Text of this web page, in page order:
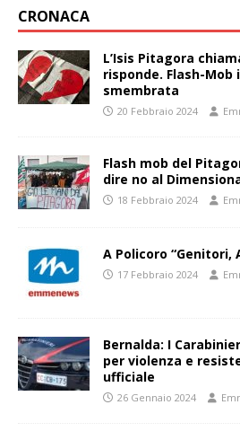
CRONACA
L’Isis Pitagora
risponde. Flash-
smembrata
20 Febbraio 2024
Flash mob del
dire no al
18 Febbraio 2024
A Policoro “Genitori,
17 Febbraio 2024
Bernalda: I
per violenza e
ufficiale
26 Gennaio 2024